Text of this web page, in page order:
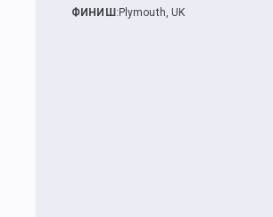
ФИНИШ : Plymouth, UK